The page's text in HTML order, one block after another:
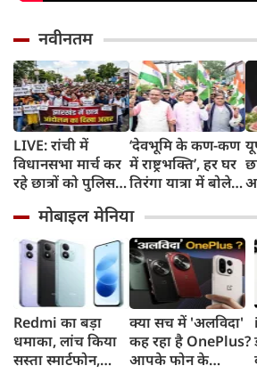
नवीनतम
LIVE: रांची में
विधानसभा मार्च कर
रहे छात्रों को पुलिस ने
प्रदर्शनकारी
‘देवभूमि के कण-कण
में राष्ट्रभक्ति’, हर घर
तिरंगा यात्रा में बोले
मोबाइल मेनिया
Redmi का बड़ा
धमाका, लांच किया
सस्ता स्मार्टफोन,
क्या सच में 'अलविदा'
कह रहा है OnePlus?
आपके फोन के